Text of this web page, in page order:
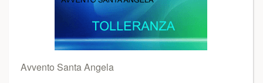
Avvento Santa Angela